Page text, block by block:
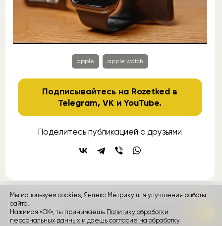
apple apple watch
Подписывайтесь на Rozetked в
Telegram,VK иYouTube.
Поделитесь публикацией с друзьями
контакты
Rozetked © 2026
Мы используем cookies, Яндекс Метрику для улучшения работы
сайта.
Нажимая «ОК», ты принимаешь Политику обработки
персональных данных и даешь согласие на обработку